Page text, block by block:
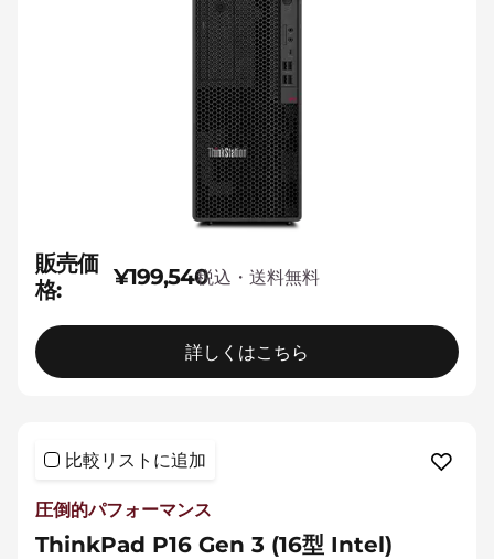
販売価
格:
¥199,540税込・送料無料
詳しくはこちら
比較リストに追加
圧倒的パフォーマンス
ThinkPad P16 Gen 3 (16型 Intel)